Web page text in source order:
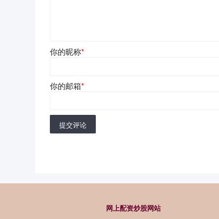
你的昵称*
你的邮箱*
提交评论
网上配资炒股网站